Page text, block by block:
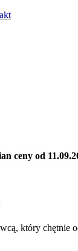
ceny od
który chętnie